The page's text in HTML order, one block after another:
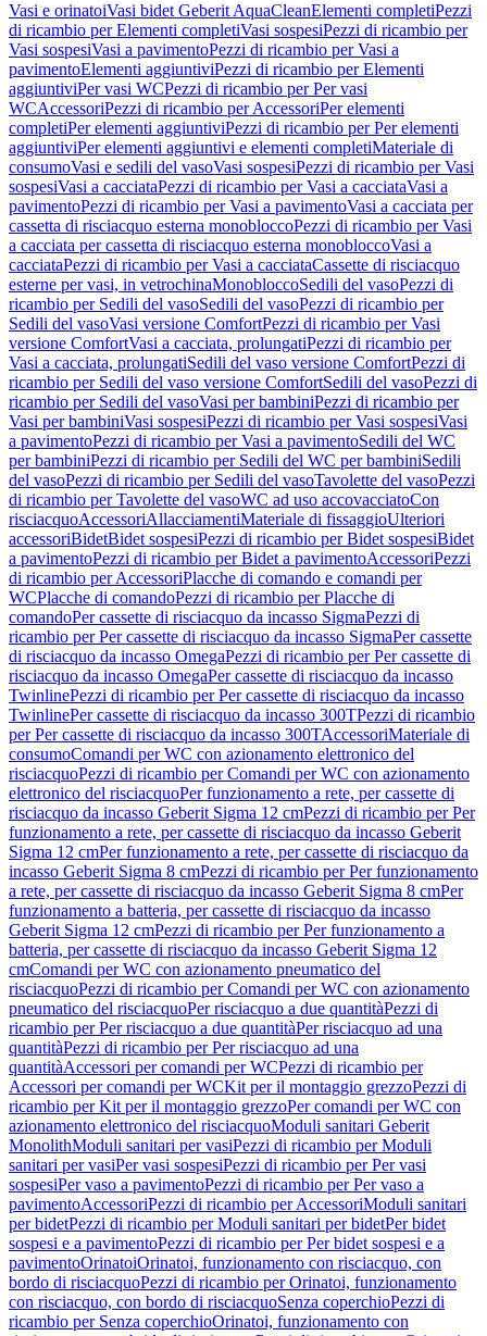
Vasi e orinatoiVasi bidet Geberit AquaCleanElementi completiPezzi
di ricambio per Elementi completiVasi sospesiPezzi di ricambio per
Vasi sospesiVasi a pavimentoPezzi di ricambio per Vasi a
pavimentoElementi aggiuntiviPezzi di ricambio per Elementi
aggiuntiviPer vasi WCPezzi di ricambio per Per vasi
WCAccessoriPezzi di ricambio per AccessoriPer elementi
completiPer elementi aggiuntiviPezzi di ricambio per Per elementi
aggiuntiviPer elementi aggiuntivi e elementi completiMateriale di
consumoVasi e sedili del vasoVasi sospesiPezzi di ricambio per Vasi
sospesiVasi a cacciataPezzi di ricambio per Vasi a cacciataVasi a
pavimentoPezzi di ricambio per Vasi a pavimentoVasi a cacciata per
cassetta di risciacquo esterna monobloccoPezzi di ricambio per Vasi
a cacciata per cassetta di risciacquo esterna monobloccoVasi a
cacciataPezzi di ricambio per Vasi a cacciataCassette di risciacquo
esterne per vasi, in vetrochinaMonobloccoSedili del vasoPezzi di
ricambio per Sedili del vasoSedili del vasoPezzi di ricambio per
Sedili del vasoVasi versione ComfortPezzi di ricambio per Vasi
versione ComfortVasi a cacciata, prolungatiPezzi di ricambio per
Vasi a cacciata, prolungatiSedili del vaso versione ComfortPezzi di
ricambio per Sedili del vaso versione ComfortSedili del vasoPezzi di
ricambio per Sedili del vasoVasi per bambiniPezzi di ricambio per
Vasi per bambiniVasi sospesiPezzi di ricambio per Vasi sospesiVasi
a pavimentoPezzi di ricambio per Vasi a pavimentoSedili del WC
per bambiniPezzi di ricambio per Sedili del WC per bambiniSedili
del vasoPezzi di ricambio per Sedili del vasoTavolette del vasoPezzi
di ricambio per Tavolette del vasoWC ad uso accovacciatoCon
risciacquoAccessoriAllacciamentiMateriale di fissaggioUlteriori
accessoriBidetBidet sospesiPezzi di ricambio per Bidet sospesiBidet
a pavimentoPezzi di ricambio per Bidet a pavimentoAccessoriPezzi
di ricambio per AccessoriPlacche di comando e comandi per
WCPlacche di comandoPezzi di ricambio per Placche di
comandoPer cassette di risciacquo da incasso SigmaPezzi di
ricambio per Per cassette di risciacquo da incasso SigmaPer cassette
di risciacquo da incasso OmegaPezzi di ricambio per Per cassette di
risciacquo da incasso OmegaPer cassette di risciacquo da incasso
TwinlinePezzi di ricambio per Per cassette di risciacquo da incasso
TwinlinePer cassette di risciacquo da incasso 300TPezzi di ricambio
per Per cassette di risciacquo da incasso 300TAccessoriMateriale di
consumoComandi per WC con azionamento elettronico del
risciacquoPezzi di ricambio per Comandi per WC con azionamento
elettronico del risciacquoPer funzionamento a rete, per cassette di
risciacquo da incasso Geberit Sigma 12 cmPezzi di ricambio per Per
funzionamento a rete, per cassette di risciacquo da incasso Geberit
Sigma 12 cmPer funzionamento a rete, per cassette di risciacquo da
incasso Geberit Sigma 8 cmPezzi di ricambio per Per funzionamento
a rete, per cassette di risciacquo da incasso Geberit Sigma 8 cmPer
funzionamento a batteria, per cassette di risciacquo da incasso
Geberit Sigma 12 cmPezzi di ricambio per Per funzionamento a
batteria, per cassette di risciacquo da incasso Geberit Sigma 12
cmComandi per WC con azionamento pneumatico del
risciacquoPezzi di ricambio per Comandi per WC con azionamento
pneumatico del risciacquoPer risciacquo a due quantitàPezzi di
ricambio per Per risciacquo a due quantitàPer risciacquo ad una
quantitàPezzi di ricambio per Per risciacquo ad una
quantitàAccessori per comandi per WCPezzi di ricambio per
Accessori per comandi per WCKit per il montaggio grezzoPezzi di
ricambio per Kit per il montaggio grezzoPer comandi per WC con
azionamento elettronico del risciacquoModuli sanitari Geberit
MonolithModuli sanitari per vasiPezzi di ricambio per Moduli
sanitari per vasiPer vasi sospesiPezzi di ricambio per Per vasi
sospesiPer vaso a pavimentoPezzi di ricambio per Per vaso a
pavimentoAccessoriPezzi di ricambio per AccessoriModuli sanitari
per bidetPezzi di ricambio per Moduli sanitari per bidetPer bidet
sospesi e a pavimentoPezzi di ricambio per Per bidet sospesi e a
pavimentoOrinatoiOrinatoi, funzionamento con risciacquo, con
bordo di risciacquoPezzi di ricambio per Orinatoi, funzionamento
con risciacquo, con bordo di risciacquoSenza coperchioPezzi di
ricambio per Senza coperchioOrinatoi, funzionamento con